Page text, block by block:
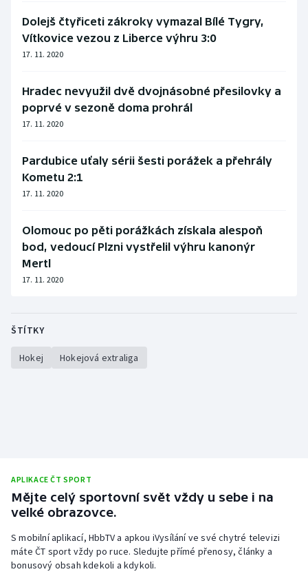
Dolejš čtyřiceti zákroky vymazal Bílé Tygry,
Vítkovice vezou z Liberce výhru 3:0
17. 11. 2020
Hradec nevyužil dvě dvojnásobné přesilovky a
poprvé v sezoně doma prohrál
17. 11. 2020
Pardubice uťaly sérii šesti porážek a přehrály
Kometu 2:1
17. 11. 2020
Olomouc po pěti porážkách získala alespoň
bod, vedoucí Plzni vystřelil výhru kanonýr
Mertl
17. 11. 2020
ŠTÍTKY
Hokej Hokejová extraliga
APLIKACE ČT SPORT
Mějte celý sportovní svět vždy u sebe i na
velké obrazovce.
S mobilní aplikací, HbbTV a apkou iVysílání ve své chytré televizi
máte ČT sport vždy po ruce. Sledujte přímé přenosy, články a
bonusový obsah kdekoli a kdykoli.